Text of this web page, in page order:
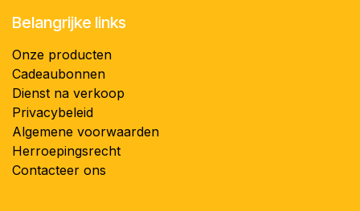
Belangrijke links
Onze producten
Cadeaubonnen
Dienst na verkoop
Privacybeleid
Algemene voorwaarden
Herroepingsrecht
Contacteer ons